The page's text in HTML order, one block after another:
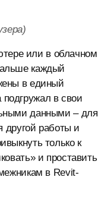
или в облачном
каждый
в единый
в свои
данными – для
другой работы и
только к
и проставить
в Revit-